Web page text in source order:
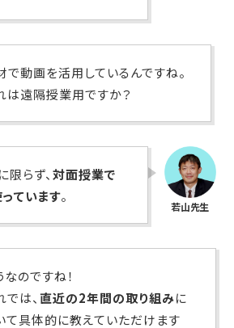
で動画を活用しているんですね。
は遠隔授業用ですか？
限らず、対面授業で
ています。
なのですね！
では、直近の2年間の取り組みに
て具体的に教えていただけます